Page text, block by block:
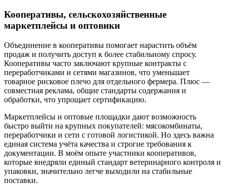
Кооперативы, сельскохозяйственные
маркетплейсы и оптовики
Объединение в кооперативы помогает нарастить объём
продаж и получить доступ к более стабильному спросу.
Кооперативы часто заключают крупные контракты с
переработчиками и сетями магазинов, что уменьшает
товарное рисковое плечо для отдельного фермера. Плюс —
совместная реклама, общие стандарты содержания и
обработки, что упрощает сертификацию.
Маркетплейсы и оптовые площадки дают возможность
быстро выйти на крупных покупателей: мясокомбинаты,
переработчики и сети с готовой логистикой. Но здесь важна
единая система учёта качества и строгие требования к
документации. В моём опыте участники кооперативов,
которые внедряли единый стандарт ветеринарного контроля и
упаковки, значительно легче выходили на стабильные
поставки.